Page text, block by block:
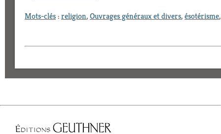
Mots-clés:religion,Ouvrages généraux et divers,ésotérisme